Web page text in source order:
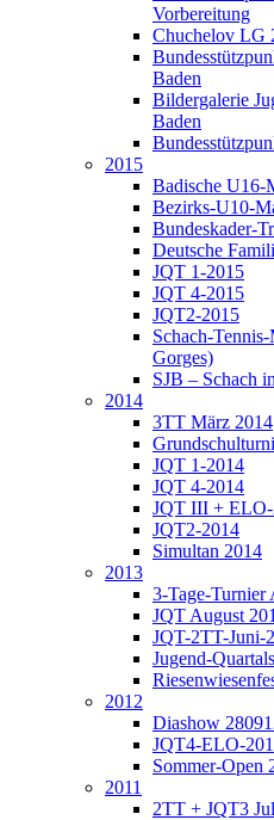
Vorbereitung
Chuchelov LG
Baden
Bildergalerie
Baden
2015
Badische U16-
Bezirks-U10-
Bundeskader-
Deutsche
JQT 1-2015
JQT 4-2015
JQT2-2015
Schach-
Gorges)
SJB – Schach
2014
3TT März 2014
JQT 1-2014
JQT 4-2014
JQT III +
JQT2-2014
Simultan 2014
2013
3-Tage-Turnier
JQT August
JQT-2TT-Juni-
Jugend-
2012
Diashow
JQT4-ELO-
Sommer-Open
2011
2TT + JQT3